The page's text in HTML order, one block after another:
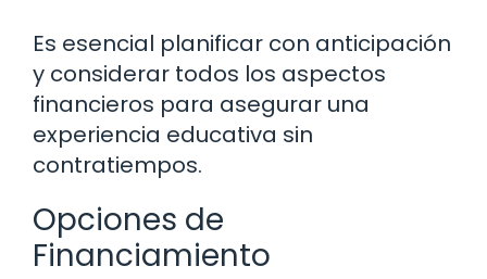
Es esencial planificar con anticipación
y considerar todos los aspectos
financieros para asegurar una
experiencia educativa sin
contratiempos.
Opciones de
Financiamiento